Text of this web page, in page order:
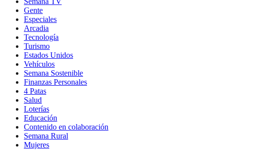
Gente
Especiales
Arcadia
Tecnología
Turismo
Estados Unidos
Vehículos
Semana Sostenible
Finanzas Personales
4 Patas
Salud
Loterías
Educación
Contenido en colaboración
Semana Rural
Mujeres